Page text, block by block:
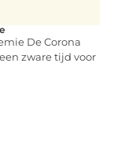
De Corona
zware tijd voor